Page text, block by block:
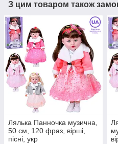
З цим товаром також
Лялька Панночка музична,
50 см, 120 фраз, вірші,
пісні, укр